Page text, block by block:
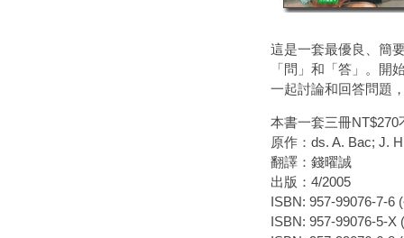
這是一套最優良、簡
「問」和「答」。開
一起討論和回答問題
本書一套三冊NT$270
原作：ds. A. Bac; J.
翻譯：錢曜誠
出版：4/2005
ISBN: 957-99076-7-6
ISBN: 957-99076-5-X